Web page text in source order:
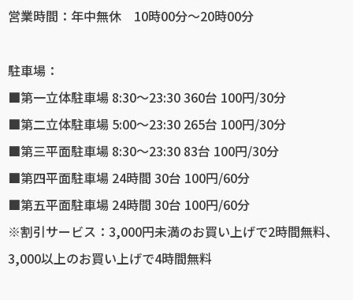
営業時間：年中無休 10時00分～20時00分
駐車場：
■第一立体駐車場 8:30～23:30 360台 100円/30分
■第二立体駐車場 5:00～23:30 265台 100円/30分
■第三平面駐車場 8:30～23:30 83台 100円/30分
■第四平面駐車場 24時間 30台 100円/60分
■第五平面駐車場 24時間 30台 100円/60分
※割引サービス：3,000円未満のお買い上げで2時間無料、
3,000以上のお買い上げで4時間無料